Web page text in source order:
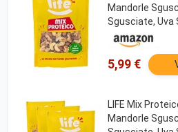
Mandorle
Sgusciate, Uva
Confezione
Naturale,
5,99 €
LIFE Mix
Mandorle